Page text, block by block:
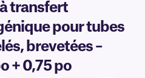
transfert
pour tubes
brevetées –
+ 0,75 po